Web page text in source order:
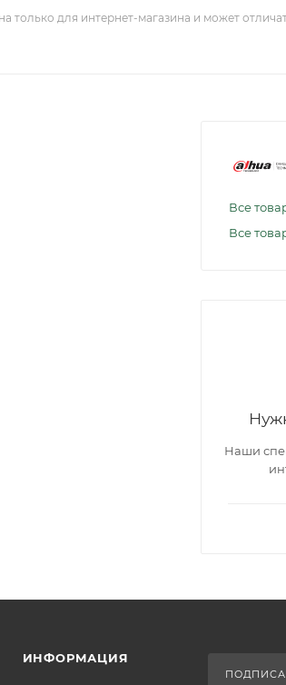
только для интернет-магазина и может
Все
Все
Наши
ИНФОРМАЦИЯ